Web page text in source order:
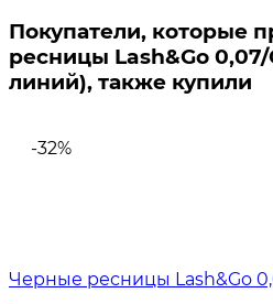
Покупатели, которые
ресницы Lash&Go
линий), также купили
-32%
Черные ресницы Lash&Go